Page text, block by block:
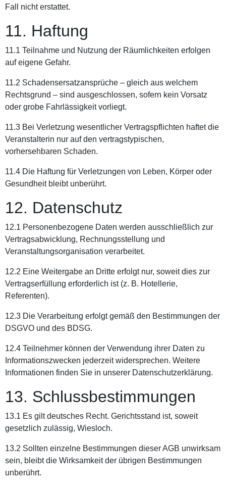
Fall nicht erstattet.
11. Haftung
11.1 Teilnahme und Nutzung der Räumlichkeiten erfolgen
auf eigene Gefahr.
11.2 Schadensersatzansprüche – gleich aus welchem
Rechtsgrund – sind ausgeschlossen, sofern kein Vorsatz
oder grobe Fahrlässigkeit vorliegt.
11.3 Bei Verletzung wesentlicher Vertragspflichten haftet die
Veranstalterin nur auf den vertragstypischen,
vorhersehbaren Schaden.
11.4 Die Haftung für Verletzungen von Leben, Körper oder
Gesundheit bleibt unberührt.
12. Datenschutz
12.1 Personenbezogene Daten werden ausschließlich zur
Vertragsabwicklung, Rechnungsstellung und
Veranstaltungsorganisation verarbeitet.
12.2 Eine Weitergabe an Dritte erfolgt nur, soweit dies zur
Vertragserfüllung erforderlich ist (z. B. Hotellerie,
Referenten).
12.3 Die Verarbeitung erfolgt gemäß den Bestimmungen der
DSGVO und des BDSG.
12.4 Teilnehmer können der Verwendung ihrer Daten zu
Informationszwecken jederzeit widersprechen. Weitere
Informationen finden Sie in unserer Datenschutzerklärung.
13. Schlussbestimmungen
13.1 Es gilt deutsches Recht. Gerichtsstand ist, soweit
gesetzlich zulässig, Wiesloch.
13.2 Sollten einzelne Bestimmungen dieser AGB unwirksam
sein, bleibt die Wirksamkeit der übrigen Bestimmungen
unberührt.